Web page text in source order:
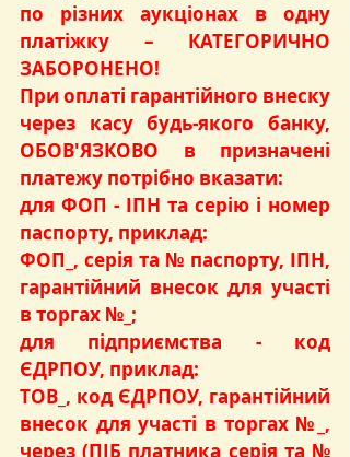
по різних аукціонах в одну
платіжку – КАТЕГОРИЧНО
ЗАБОРОНЕНО!
При оплаті гарантійного внеску
через касу будь-якого банку,
ОБОВ'ЯЗКОВО в призначені
платежу потрібно вказати:
для ФОП - ІПН та серію і номер
паспорту, приклад:
ФОП_, серія та № паспорту, ІПН,
гарантійний внесок для участі
в торгах №_;
для підприємства - код
ЄДРПОУ, приклад:
ТОВ_, код ЄДРПОУ, гарантійний
внесок для участі в торгах №_,
через (ПІБ платника серія та №